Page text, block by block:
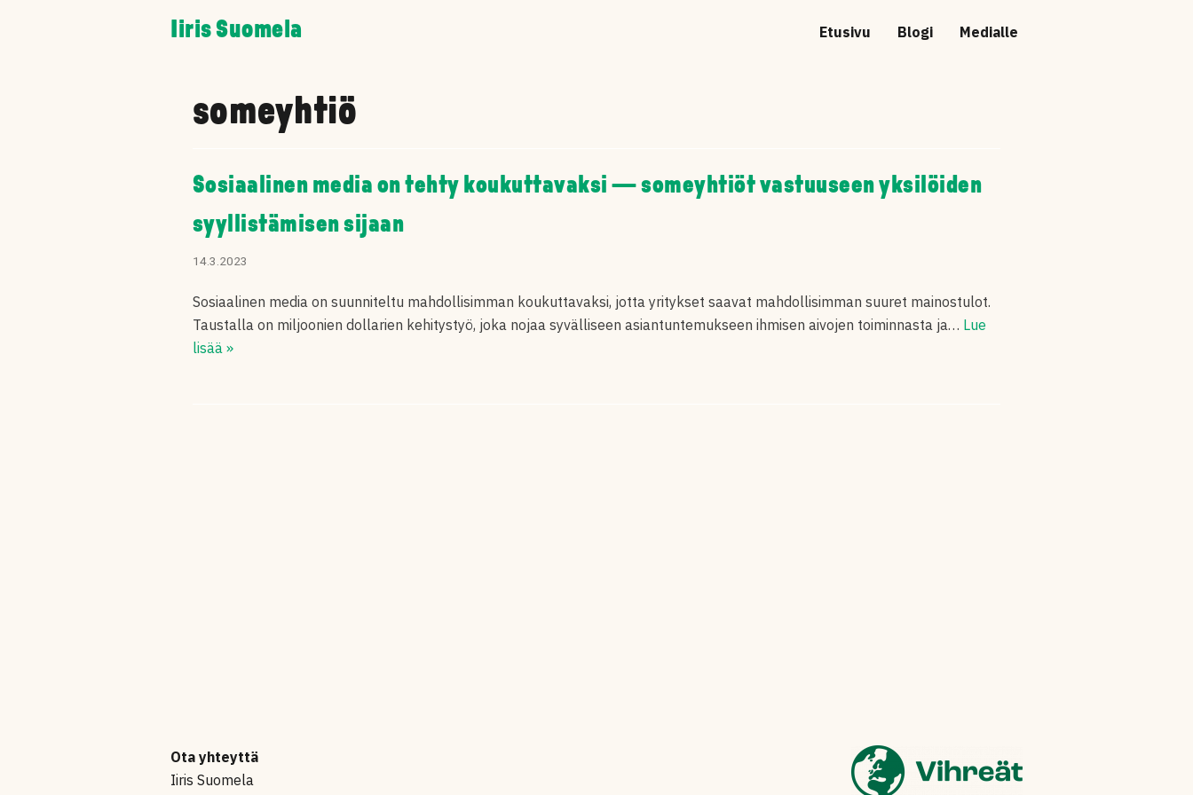
Iiris Suomela Etusivu Blogi Medialle
someyhtiö
Sosiaalinen media on tehty koukuttavaksi — someyhtiöt vastuuseen yksilöiden
syyllistämisen sijaan
14.3.2023
Sosiaalinen media on suunniteltu mahdollisimman koukuttavaksi, jotta yritykset saavat mahdollisimman suuret mainostulot.
Taustalla on miljoonien dollarien kehitystyö, joka nojaa syvälliseen asiantuntemukseen ihmisen aivojen toiminnasta ja… Lue
lisää »
Ota yhteyttä
Iiris Suomela